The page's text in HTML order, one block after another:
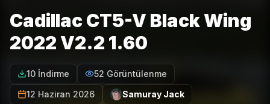
Cadillac CT5-V Black Wing
2022 V2.2 1.60
10 İndirme
52 Görüntülenme
12 Haziran 2026
Samuray Jack